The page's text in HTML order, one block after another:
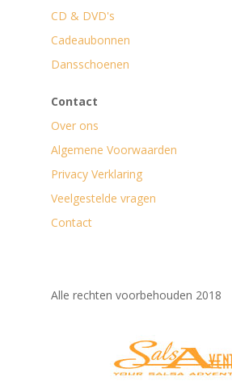
CD & DVD's
Cadeaubonnen
Dansschoenen
Contact
Over ons
Algemene Voorwaarden
Privacy Verklaring
Veelgestelde vragen
Contact
Alle rechten voorbehouden 2018